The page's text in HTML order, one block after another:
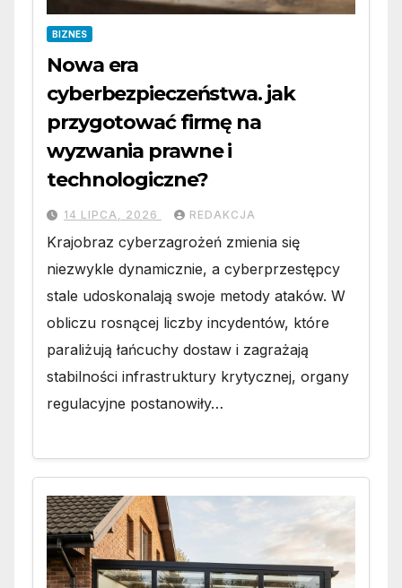
BIZNES
Nowa era
cyberbezpieczeństwa. jak
przygotować firmę na
wyzwania prawne i
technologiczne?
14 LIPCA, 2026 REDAKCJA
Krajobraz cyberzagrożeń zmienia się
niezwykle dynamicznie, a cyberprzestępcy
stale udoskonalają swoje metody ataków. W
obliczu rosnącej liczby incydentów, które
paraliżują łańcuchy dostaw i zagrażają
stabilności infrastruktury krytycznej, organy
regulacyjne postanowiły…